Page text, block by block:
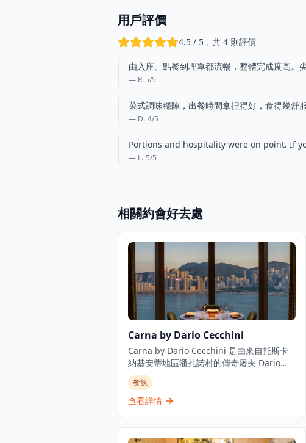
用戶評價
4.5 / 5，共 4 則評價
由入座、點餐到埋單都流暢，整體完成度高。
— P. 5/5
菜式調味穩陣，出餐時間拿捏得好，食得幾舒
— D. 4/5
Portions and hospitality were on point. If
— L. 5/5
相關約會好去處
Carna by Dario Cecchini
Carna by Dario Cecchini 是由來自托斯卡
納基安蒂地區潘扎諾村的傳奇屠夫 Dario
Cecchini 創立的現代意大利牛扒屋。這家充
滿活力的意大利牛扒屋概念餐廳倡導從頭到
尾的理念,專注於來自意大利、澳洲和美國的
夜12時,週末中午12時至下午3時及下午6時
餐飲
查看詳情